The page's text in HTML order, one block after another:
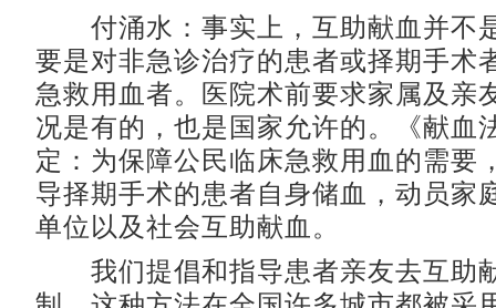
付涌水：事实上，互助献血并不
要是对非急诊治疗的患者或择期手术
急救用血者。医院术前要求家属及亲
况是有的，也是国家允许的。《献血
定：为保障公民临床急救用血的需要
导择期手术的患者自身储血，动员家
单位以及社会互助献血。
我们提倡和指导患者亲友去互助